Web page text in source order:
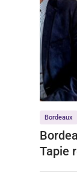
Bordeaux
Tapie